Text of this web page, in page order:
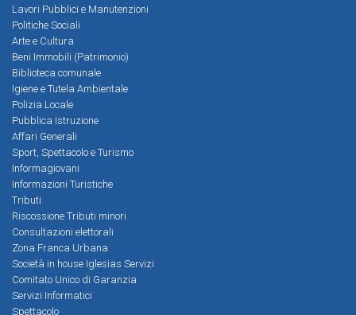
Lavori Pubblici e Manutenzioni
Politiche Sociali
Arte e Cultura
Beni Immobili (Patrimonio)
Biblioteca comunale
Igiene e Tutela Ambientale
Polizia Locale
Pubblica Istruzione
Affari Generali
Sport, Spettacolo e Turismo
Informagiovani
Informazioni Turistiche
Tributi
Riscossione Tributi minori
Consultazioni elettorali
Zona Franca Urbana
Società in house Iglesias Servizi
Comitato Unico di Garanzia
Servizi Informatici
Spettacolo